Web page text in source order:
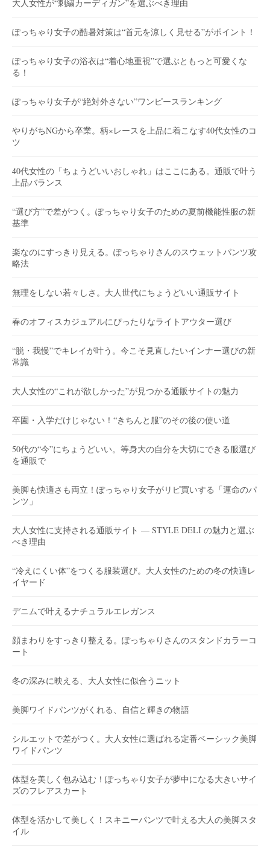
大人女性が“刺繍カーディガン”を選ぶべき理由
ぽっちゃり女子の酷暑対策は“首元を涼しく見せる”がポイント！
ぽっちゃり女子の浴衣は“着心地重視”で選ぶともっと可愛くな
る！
ぽっちゃり女子が“絶対外さない”ワンピースランキング
やりがちNGから卒業。柄×レースを上品に着こなす40代女性のコ
ツ
40代女性の「ちょうどいいおしゃれ」はここにある。通販で叶う
上品バランス
“選び方”で差がつく。ぽっちゃり女子のための夏前機能性服の新
基準
楽なのにすっきり見える。ぽっちゃりさんのスウェットパンツ攻
略法
無理をしない若々しさ。大人世代にちょうどいい通販サイト
春のオフィスカジュアルにぴったりなライトアウター選び
“脱・我慢”でキレイが叶う。今こそ見直したいインナー選びの新
常識
大人女性の“これが欲しかった”が見つかる通販サイトの魅力
卒園・入学だけじゃない！“きちんと服”のその後の使い道
50代の“今”にちょうどいい。等身大の自分を大切にできる服選び
を通販で
美脚も快適さも両立！ぽっちゃり女子がリピ買いする「運命のパ
ンツ」
大人女性に支持される通販サイト — STYLE DELI の魅力と選ぶ
べき理由
“冷えにくい体”をつくる服装選び。大人女性のための冬の快適レ
イヤード
デニムで叶えるナチュラルエレガンス
顔まわりをすっきり整える。ぽっちゃりさんのスタンドカラーコ
ート
冬の深みに映える、大人女性に似合うニット
美脚ワイドパンツがくれる、自信と輝きの物語
シルエットで差がつく。大人女性に選ばれる定番ベーシック美脚
ワイドパンツ
体型を美しく包み込む！ぽっちゃり女子が夢中になる大きいサイ
ズのフレアスカート
体型を活かして美しく！スキニーパンツで叶える大人の美脚スタ
イル